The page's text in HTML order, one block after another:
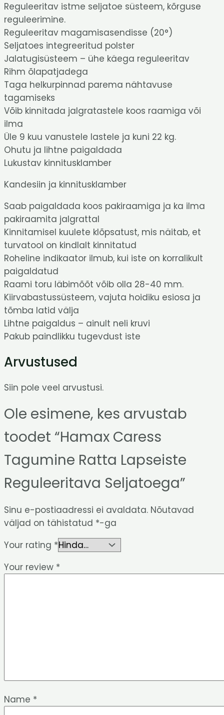
Reguleeritav istme seljatoe süsteem, kõrguse
reguleerimine.
Reguleeritav magamisasendisse (20°)
Seljatoes integreeritud polster
Jalatugisüsteem – ühe käega reguleeritav
Rihm õlapatjadega
Taga helkurpinnad parema nähtavuse
tagamiseks
Võib kinnitada jalgratastele koos raamiga või
ilma
Üle 9 kuu vanustele lastele ja kuni 22 kg.
Ohutu ja lihtne paigaldada
Lukustav kinnitusklamber
Kandesiin ja kinnitusklamber
Saab paigaldada koos pakiraamiga ja ka ilma
pakiraamita jalgrattal
Kinnitamisel kuulete klõpsatust, mis näitab, et
turvatool on kindlalt kinnitatud
Roheline indikaator ilmub, kui iste on korralikult
paigaldatud
Raami toru läbimõõt võib olla 28-40 mm.
Kiirvabastussüsteem, vajuta hoidiku esiosa ja
tõmba latid välja
Lihtne paigaldus – ainult neli kruvi
Pakub paindlikku tugevdust iste
Arvustused
Siin pole veel arvustusi.
Ole esimene, kes arvustab
toodet “Hamax Caress
Tagumine Ratta Lapseiste
Reguleeritava Seljatoega”
Sinu e-postiaadressi ei avaldata. Nõutavad
väljad on tähistatud *-ga
Your rating *
Your review *
Name *